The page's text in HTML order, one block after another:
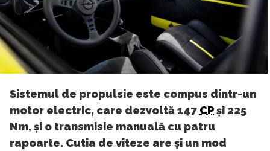
Sistemul de propulsie este compus dintr-un
motor electric, care dezvoltă 147 CPși 225
Nm, și o transmisie manuală cu patru
rapoarte. Cutia de viteze are și un mod